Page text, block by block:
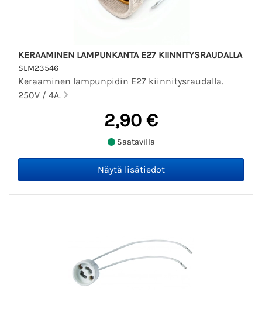
KERAAMINEN LAMPUNKANTA E27 KIINNITYSRAUDALLA
SLM23546
Keraaminen lampunpidin E27 kiinnitysraudalla.
250V / 4A.
2,90 €
Saatavilla